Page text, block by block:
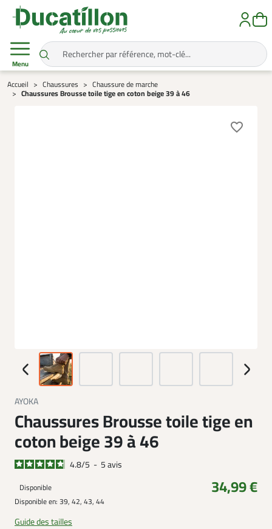
Menu
Accueil Chaussures Chaussure de marche
Chaussures Brousse toile tige en coton beige 39 à 46
favorite_border
AYOKA
Chaussures Brousse toile tige en
coton beige 39 à 46
4.8/5 - 5avis
Disponible 34,99 €
Disponible en: 39, 42, 43, 44
Guide des tailles